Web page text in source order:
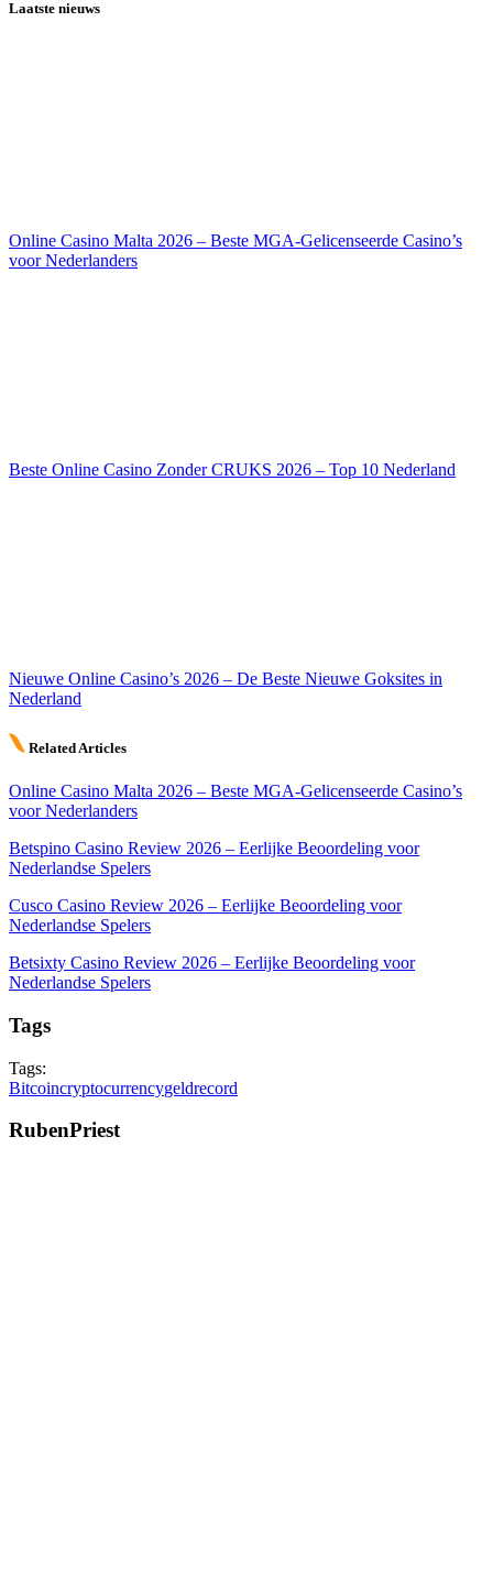
Laatste nieuws
Online Casino Malta 2026 – Beste MGA-Gelicenseerde Casino’s
voor Nederlanders
Beste Online Casino Zonder CRUKS 2026 – Top 10 Nederland
Nieuwe Online Casino’s 2026 – De Beste Nieuwe Goksites in
Nederland
Related Articles
Online Casino Malta 2026 – Beste MGA-Gelicenseerde Casino’s
voor Nederlanders
Betspino Casino Review 2026 – Eerlijke Beoordeling voor
Nederlandse Spelers
Cusco Casino Review 2026 – Eerlijke Beoordeling voor
Nederlandse Spelers
Betsixty Casino Review 2026 – Eerlijke Beoordeling voor
Nederlandse Spelers
Tags
Tags:
Bitcoincryptocurrencygeldrecord
RubenPriest